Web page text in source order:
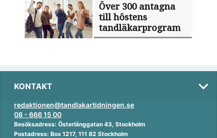
Över 300 antagna
till höstens
tandläkarprogram
KONTAKT
redaktionen@tandlakartidningen.se
08 - 666 15 00
Besöksadress: Österlånggatan 43, Stockholm
Postadress: Box 1217, 111 82 Stockholm